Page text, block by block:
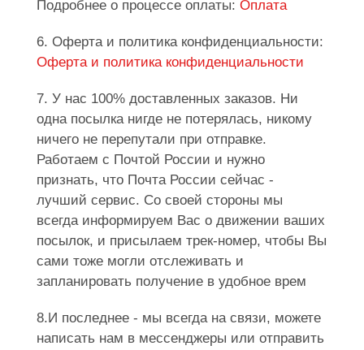
Подробнее о процессе оплаты: Оплата
6. Оферта и политика конфиденциальности:
Оферта и политика конфиденциальности
7. У нас 100% доставленных заказов. Ни
одна посылка нигде не потерялась, никому
ничего не перепутали при отправке.
Работаем с Почтой России и нужно
признать, что Почта России сейчас -
лучший сервис. Со своей стороны мы
всегда информируем Вас о движении ваших
посылок, и присылаем трек-номер, чтобы Вы
сами тоже могли отслеживать и
запланировать получение в удобное врем
8.И последнее - мы всегда на связи, можете
написать нам в мессенджеры или отправить